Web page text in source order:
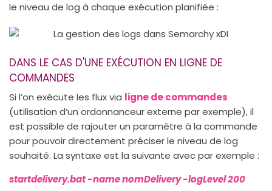
le niveau de log à chaque exécution planifiée :
DANS LE CAS D'UNE EXÉCUTION EN LIGNE DE
COMMANDES
Si l’on exécute les flux via ligne de commandes
(utilisation d’un ordonnanceur externe par exemple), il
est possible de rajouter un paramètre à la commande
pour pouvoir directement préciser le niveau de log
souhaité. La syntaxe est la suivante avec par exemple :
startdelivery.bat -name nomDelivery -logLevel 200